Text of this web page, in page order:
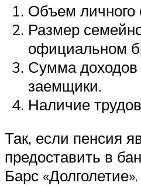
Объем личного
Размер
официальном
Сумма доходов
заемщики.
Наличие
Так, если пенсия
предоставить в
Барс «Долголетие».